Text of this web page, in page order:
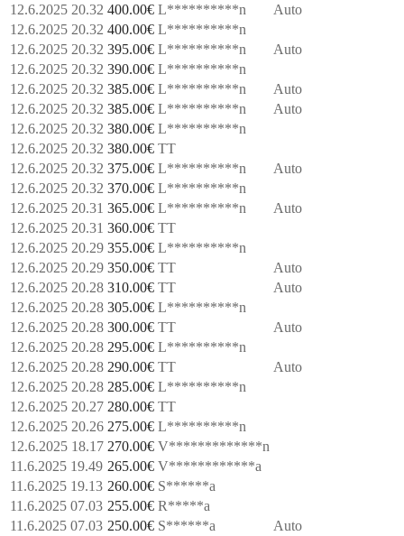
12.6.2025 20.32 400.00€ L**********n
Auto
12.6.2025 20.32 400.00€ L**********n
12.6.2025 20.32 395.00€ L**********n
Auto
12.6.2025 20.32 390.00€ L**********n
12.6.2025 20.32 385.00€ L**********n
Auto
12.6.2025 20.32 385.00€ L**********n
Auto
12.6.2025 20.32 380.00€ L**********n
12.6.2025 20.32 380.00€ TT
12.6.2025 20.32 375.00€ L**********n
Auto
12.6.2025 20.32 370.00€ L**********n
12.6.2025 20.31 365.00€ L**********n
Auto
12.6.2025 20.31 360.00€ TT
12.6.2025 20.29 355.00€ L**********n
12.6.2025 20.29 350.00€ TT
Auto
12.6.2025 20.28 310.00€ TT
Auto
12.6.2025 20.28 305.00€ L**********n
12.6.2025 20.28 300.00€ TT
Auto
12.6.2025 20.28 295.00€ L**********n
12.6.2025 20.28 290.00€ TT
Auto
12.6.2025 20.28 285.00€ L**********n
12.6.2025 20.27 280.00€ TT
12.6.2025 20.26 275.00€ L**********n
12.6.2025 18.17 270.00€ V*************n
11.6.2025 19.49 265.00€ V************a
11.6.2025 19.13 260.00€ S******a
11.6.2025 07.03 255.00€ R*****a
11.6.2025 07.03 250.00€ S******a
Auto